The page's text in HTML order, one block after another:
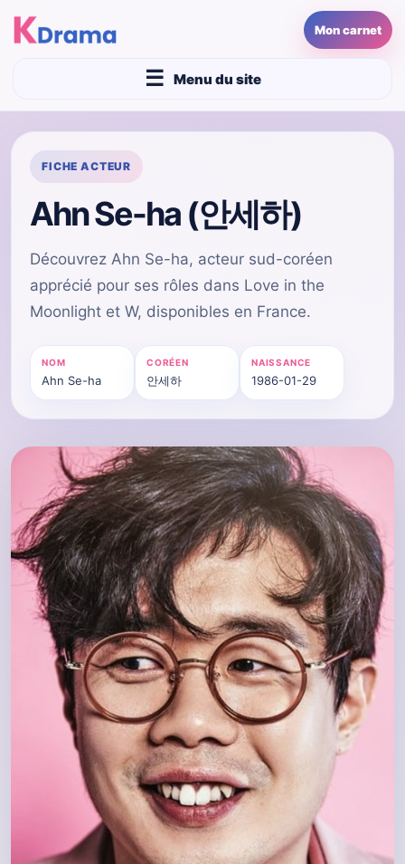
Mon carnet
Menu du site
FICHE ACTEUR
Ahn Se-ha (안세하)
Découvrez Ahn Se-ha, acteur sud-coréen
apprécié pour ses rôles dans Love in the
Moonlight et W, disponibles en France.
NOM
Ahn Se-ha
CORÉEN
안세하
NAISSANCE
1986-01-29